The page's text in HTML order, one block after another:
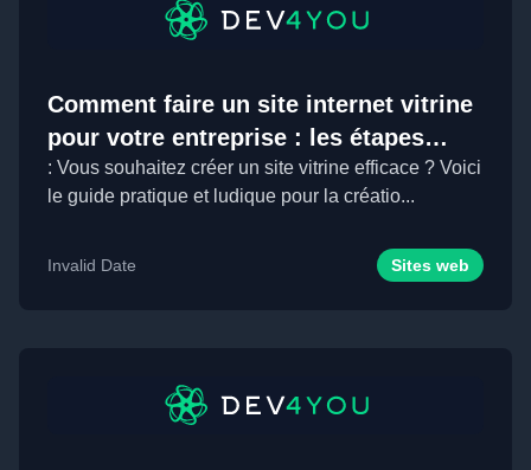
Comment faire un site internet vitrine
pour votre entreprise : les étapes
essentielles.
: Vous souhaitez créer un site vitrine efficace ? Voici
le guide pratique et ludique pour la créatio...
Invalid Date Sites web